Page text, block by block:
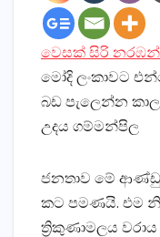
වෙසක්‌ සිරි
මෝදි ලංකාවට
බඩ පැලෙන්න
උදය ගම්මන්පිල
ජනතාව මේ
කට පමණයි. එම
ත්‍රිකුණාමලය